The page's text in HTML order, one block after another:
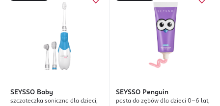
SEYSSO Baby
szczoteczka soniczna dla dzieci,
SEYSSO Penguin
pasta do zębów dla dzieci 0-6 lat,